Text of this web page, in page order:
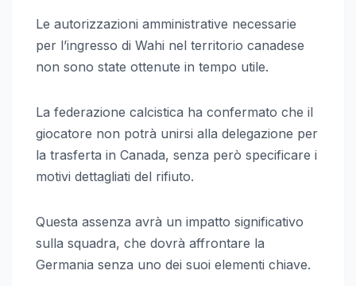
Le autorizzazioni amministrative necessarie
per l’ingresso di Wahi nel territorio canadese
non sono state ottenute in tempo utile.
La federazione calcistica ha confermato che il
giocatore non potrà unirsi alla delegazione per
la trasferta in Canada, senza però specificare i
motivi dettagliati del rifiuto.
Questa assenza avrà un impatto significativo
sulla squadra, che dovrà affrontare la
Germania senza uno dei suoi elementi chiave.